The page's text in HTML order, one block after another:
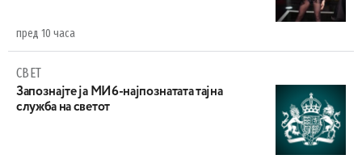
пред 10 часа
СВЕТ
Запознајте ја МИ6-најпознатата тајна
служба на светот